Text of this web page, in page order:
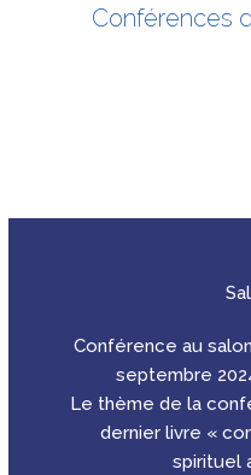
Conférences
Conférence au
septembre
Le thème de la
dernier livre «
spirituel